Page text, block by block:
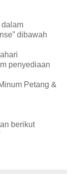
dibawah
penyediaan
Petang &
berikut